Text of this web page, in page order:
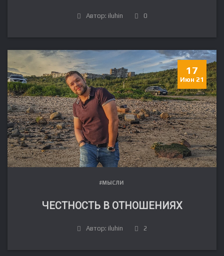
Автор: iluhin 0
17
Июн 21
#МЫСЛИ
ЧЕСТНОСТЬ В ОТНОШЕНИЯХ
Автор: iluhin 2